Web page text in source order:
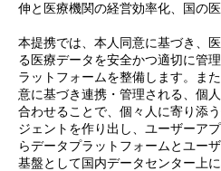
伸と医療機関の経営効率化、国の
本提携では、本人同意に基づき、
る医療データを安全かつ適切に管
ラットフォームを整備します。ま
意に基づき連携・管理される、個
合わせることで、個々人に寄り添
ジェントを作り出し、ユーザーア
らデータプラットフォームとユー
基盤として国内データセンター上